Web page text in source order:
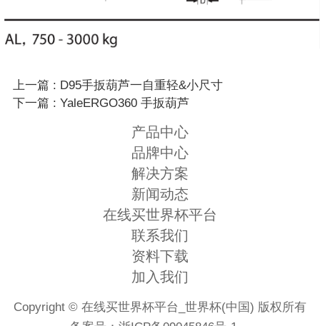
上一篇 : D95手扳葫芦一自重轻&小尺寸
下一篇 : YaleERGO360 手扳葫芦
产品中心
品牌中心
解决方案
新闻动态
在线买世界杯平台
联系我们
资料下载
加入我们
Copyright © 在线买世界杯平台_世界杯(中国) 版权所有